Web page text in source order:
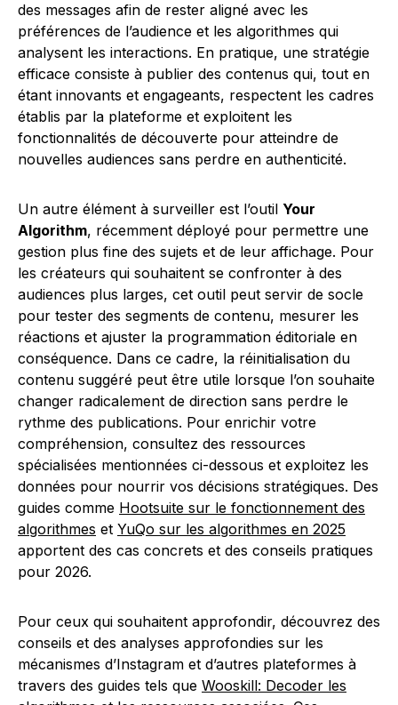
des messages afin de rester aligné avec les
préférences de l’audience et les algorithmes qui
analysent les interactions. En pratique, une stratégie
efficace consiste à publier des contenus qui, tout en
étant innovants et engageants, respectent les cadres
établis par la plateforme et exploitent les
fonctionnalités de découverte pour atteindre de
nouvelles audiences sans perdre en authenticité.
Un autre élément à surveiller est l’outil Your
Algorithm, récemment déployé pour permettre une
gestion plus fine des sujets et de leur affichage. Pour
les créateurs qui souhaitent se confronter à des
audiences plus larges, cet outil peut servir de socle
pour tester des segments de contenu, mesurer les
réactions et ajuster la programmation éditoriale en
conséquence. Dans ce cadre, la réinitialisation du
contenu suggéré peut être utile lorsque l’on souhaite
changer radicalement de direction sans perdre le
rythme des publications. Pour enrichir votre
compréhension, consultez des ressources
spécialisées mentionnées ci-dessous et exploitez les
données pour nourrir vos décisions stratégiques. Des
guides comme Hootsuite sur le fonctionnement des
algorithmes et YuQo sur les algorithmes en 2025
apportent des cas concrets et des conseils pratiques
pour 2026.
Pour ceux qui souhaitent approfondir, découvrez des
conseils et des analyses approfondies sur les
mécanismes d’Instagram et d’autres plateformes à
travers des guides tels que Wooskill: Decoder les